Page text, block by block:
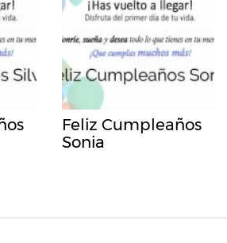
Feliz Cumpleaños
Sonia